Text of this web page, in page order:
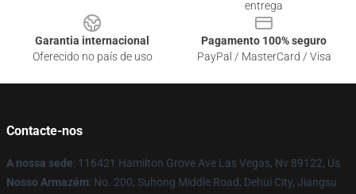
entrega
Garantia internacional
Oferecido no país de uso
Pagamento 100% seguro
PayPal / MasterCard / Visa
Contacte-nos
A nossa sede: 116421 Hamilton Grove Ave Las Vegas, Nv 89122, Us
Nosso Armazém: No. 200, Suhong Middle Road, Dehui City, Jiangsu